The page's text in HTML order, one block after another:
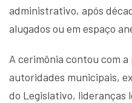
administrativo, após
alugados ou em espaço
A cerimônia contou com
autoridades municipais,
do Legislativo, lideranças